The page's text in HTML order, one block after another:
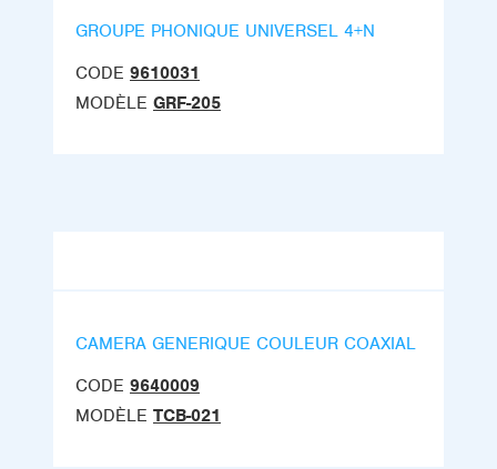
GROUPE PHONIQUE UNIVERSEL 4+N
CODE 9610031
MODÈLE GRF-205
CAMERA GENERIQUE COULEUR COAXIAL
CODE 9640009
MODÈLE TCB-021